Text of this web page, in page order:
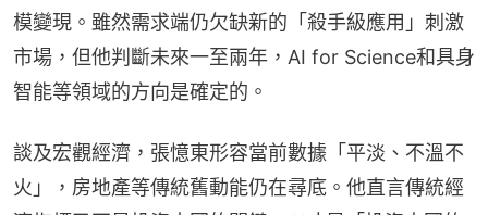
模變現。雖然需求端仍欠缺新的「殺手級應用」刺激
市場，但他判斷未來一至兩年，AI for Science和具身
智能等領域的方向是確定的。
談及宏觀經濟，張憶東形容當前數據「平淡、不溫不
火」，房地產等傳統舊動能仍在尋底。他直言傳統經